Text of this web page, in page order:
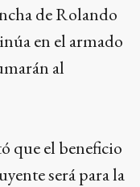
de Rolando
en el armado
al
que el beneficio
será para la